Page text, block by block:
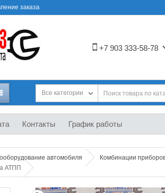
заказа
+7 903 333-58-78
Все категории
Контакты График работы
автомобиля Комбинации
АТПП